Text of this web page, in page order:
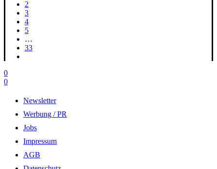
2
3
4
5
…
33
0
0
Newsletter
Werbung / PR
Jobs
Impressum
AGB